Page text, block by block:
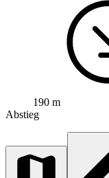
190 m
Abstieg